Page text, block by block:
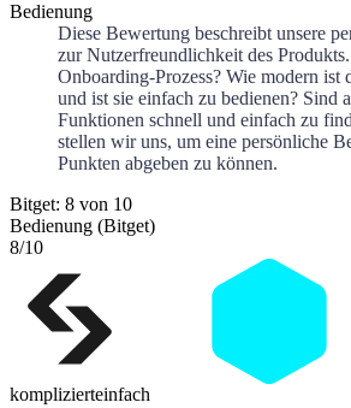
Bedienung
Diese Bewertung beschreibt unsere
zur Nutzerfreundlichkeit des
Onboarding-Prozess? Wie modern ist
und ist sie einfach zu bedienen? Sind
Funktionen schnell und einfach zu
stellen wir uns, um eine persönliche
Punkten abgeben zu können.
Bitget: 8 von 10
Bedienung (Bitget)
8/10
komplizierteinfach